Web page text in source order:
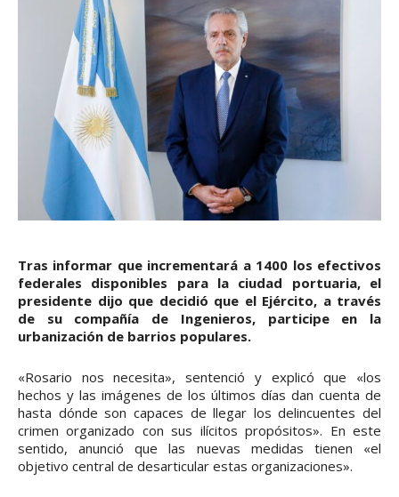
Tras informar que incrementará a 1400 los efectivos
federales disponibles para la ciudad portuaria, el
presidente dijo que decidió que el Ejército, a través
de su compañía de Ingenieros, participe en la
urbanización de barrios populares.
«Rosario nos necesita», sentenció y explicó que «los
hechos y las imágenes de los últimos días dan cuenta de
hasta dónde son capaces de llegar los delincuentes del
crimen organizado con sus ilícitos propósitos». En este
sentido, anunció que las nuevas medidas tienen «el
objetivo central de desarticular estas organizaciones».